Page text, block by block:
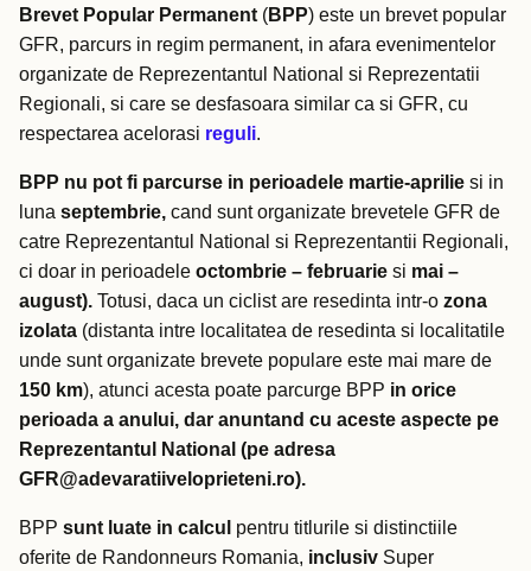
Brevet Popular Permanent (BPP) este un brevet popular
GFR, parcurs in regim permanent, in afara evenimentelor
organizate de Reprezentantul National si Reprezentatii
Regionali, si care se desfasoara similar ca si GFR, cu
respectarea acelorasi reguli.
BPP nu pot fi parcurse in perioadele martie-aprilie si in
luna septembrie, cand sunt organizate brevetele GFR de
catre Reprezentantul National si Reprezentantii Regionali,
ci doar in perioadele octombrie – februarie si mai –
august). Totusi, daca un ciclist are resedinta intr-o zona
izolata (distanta intre localitatea de resedinta si localitatile
unde sunt organizate brevete populare este mai mare de
150 km), atunci acesta poate parcurge BPP in orice
perioada a anului, dar anuntand cu aceste aspecte pe
Reprezentantul National (pe adresa
GFR@adevaratiiveloprieteni.ro).
BPP sunt luate in calcul pentru titlurile si distinctiile
oferite de Randonneurs Romania, inclusiv Super